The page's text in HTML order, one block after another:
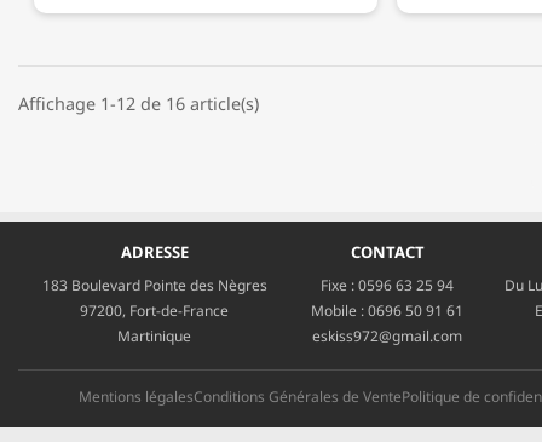
Affichage 1-12 de 16 article(s)
ADRESSE
183 Boulevard Pointe des Nègres
97200, Fort-de-France
Martinique
CONTACT
Fixe :0596 63 25 94
Mobile :0696 50 91 61
eskiss972@gmail.com
Du
Mentions légalesConditions Générales de VentePolitique de